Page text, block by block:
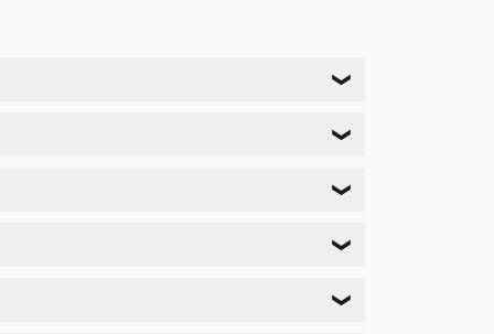
❯
❯
❯
❯
❯